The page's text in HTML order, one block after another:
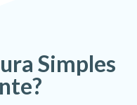
Simples